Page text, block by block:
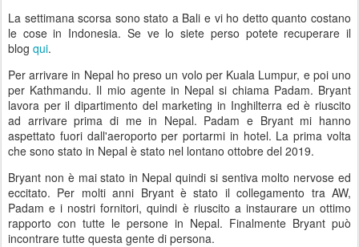
La settimana scorsa sono stato a Bali e vi ho detto quanto costano
le cose in Indonesia. Se ve lo siete perso potete recuperare il
blog qui.
Per arrivare in Nepal ho preso un volo per Kuala Lumpur, e poi uno
per Kathmandu. Il mio agente in Nepal si chiama Padam. Bryant
lavora per il dipartimento del marketing in Inghilterra ed è riuscito
ad arrivare prima di me in Nepal. Padam e Bryant mi hanno
aspettato fuori dall'aeroporto per portarmi in hotel. La prima volta
che sono stato in Nepal è stato nel lontano ottobre del 2019.
Bryant non è mai stato in Nepal quindi si sentiva molto nervose ed
eccitato. Per molti anni Bryant è stato il collegamento tra AW,
Padam e i nostri fornitori, quindi è riuscito a instaurare un ottimo
rapporto con tutte le persone in Nepal. Finalmente Bryant può
incontrare tutte questa gente di persona.